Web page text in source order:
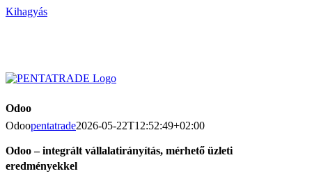
Kihagyás
Odoo
Odoopentatrade2026-05-22T12:52:49+02:00
Odoo – integrált vállalatirányítás, mérhető üzleti
eredményekkel